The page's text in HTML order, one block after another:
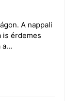
A nappali
is érdemes
a…